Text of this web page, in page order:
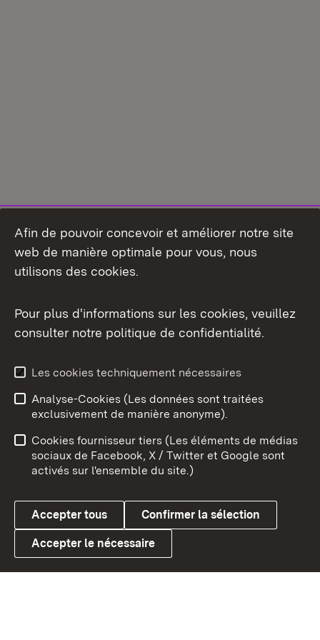
Aperçu des thèmes
Link zum Landesportal
Conseils d'utilisation
Confidentialité
Cookies
Afin de pouvoir concevoir et améliorer notre site
web de manière optimale pour vous, nous
utilisons des cookies.
Pour plus d'informations sur les cookies, veuillez
consulter notre politique de confidentialité.
Les cookies techniquement nécessaires
Analyse-Cookies (Les données sont traitées
exclusivement de manière anonyme).
Cookies fournisseur tiers (Les éléments de médias
sociaux de Facebook, X / Twitter et Google sont
activés sur l'ensemble du site.)
Accepter tous Confirmer la sélection
Accepter le nécessaire